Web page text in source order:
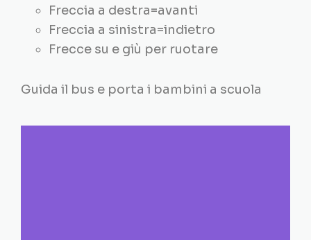
Freccia a destra=avanti
Freccia a sinistra=indietro
Frecce su e giù per ruotare
Guida il bus e porta i bambini a scuola